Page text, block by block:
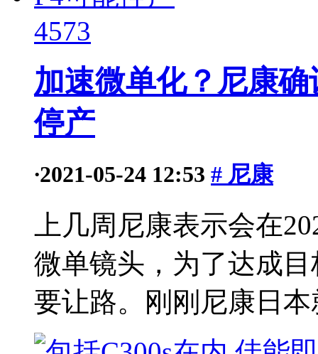
4573
加速微单化？尼康确
停产
·2021-05-24 12:53 # 尼康
上几周尼康表示会在
微单镜头，为了达成
要让路。刚刚尼康日本